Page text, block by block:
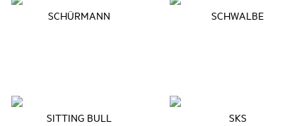
SCHÜRMANN SCHWALBE
SITTING BULL SKS